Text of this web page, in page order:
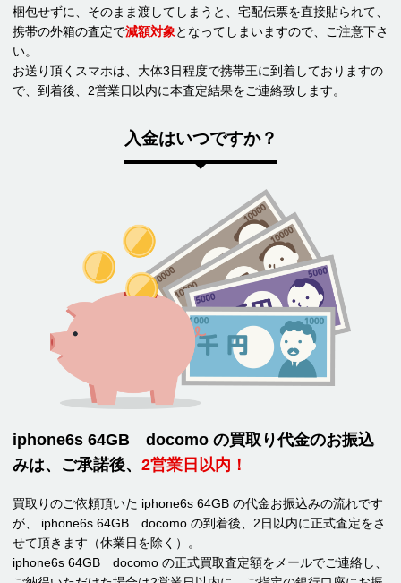
梱包せずに、そのまま渡してしまうと、宅配伝票を直接貼られて、
携帯の外箱の査定で減額対象となってしまいますので、ご注意下さ
い。
お送り頂くスマホは、大体3日程度で携帯王に到着しておりますの
で、到着後、2営業日以内に本査定結果をご連絡致します。
入金はいつですか？
iphone6s 64GB docomo の買取り代金のお振込
みは、ご承諾後、 2営業日以内！
買取りのご依頼頂いた iphone6s 64GB の代金お振込みの流れです
が、 iphone6s 64GB docomo の到着後、2日以内に正式査定をさ
せて頂きます（休業日を除く）。
iphone6s 64GB docomo の正式買取査定額をメールでご連絡し、